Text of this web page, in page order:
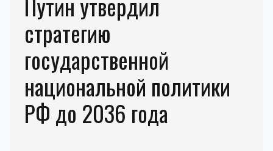
cтратегию
государственной
национальной политики
РФ до 2036 года